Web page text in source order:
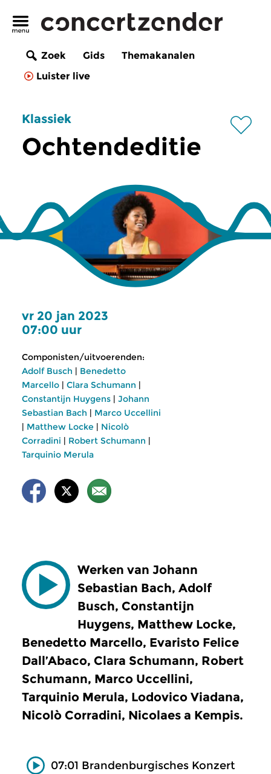
Zoek Gids
Themakanalen
Luister live
Klassiek
Ochtendeditie
vr 20 jan 2023
07:00 uur
Componisten/uitvoerenden:
Adolf Busch | Benedetto
Marcello | Clara Schumann |
Constantijn Huygens | Johann
Sebastian Bach | Marco Uccellini
| Matthew Locke | Nicolò
Corradini | Robert Schumann |
Tarquinio Merula
Werken van Johann
Sebastian Bach, Adolf
Busch, Constantijn
Huygens, Matthew Locke,
Benedetto Marcello, Evaristo Felice
Dall’Abaco, Clara Schumann, Robert
Schumann, Marco Uccellini,
Tarquinio Merula, Lodovico Viadana,
Nicolò Corradini, Nicolaes a Kempis.
07:01 Brandenburgisches Konzert